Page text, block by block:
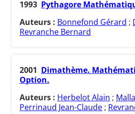
1993 Pythagore
Auteurs : Bonnefond Gérard ;
Revranche Bernard
2001 Dimathème.
Option.
Auteurs : Herbelot Alain ;
Perrinaud Jean-Claude ;